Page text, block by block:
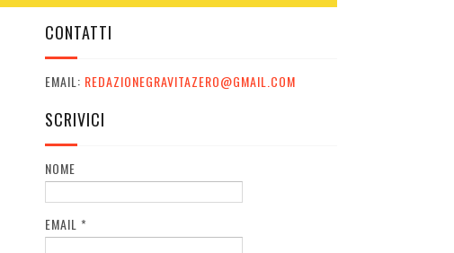
CONTATTI
EMAIL: REDAZIONEGRAVITAZERO@GMAIL.COM
SCRIVICI
NOME
EMAIL *